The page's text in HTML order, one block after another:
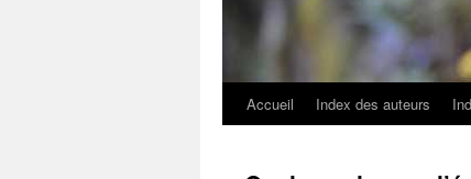
Accueil Index des auteurs